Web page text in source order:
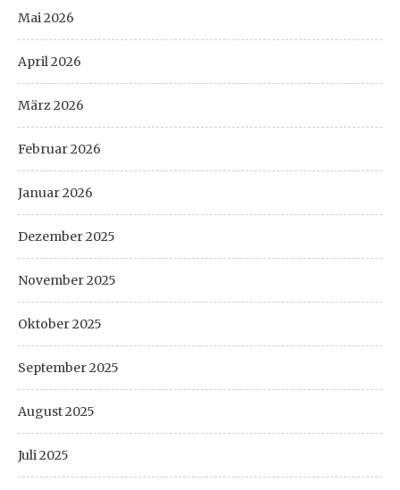
Mai 2026
April 2026
März 2026
Februar 2026
Januar 2026
Dezember 2025
November 2025
Oktober 2025
September 2025
August 2025
Juli 2025